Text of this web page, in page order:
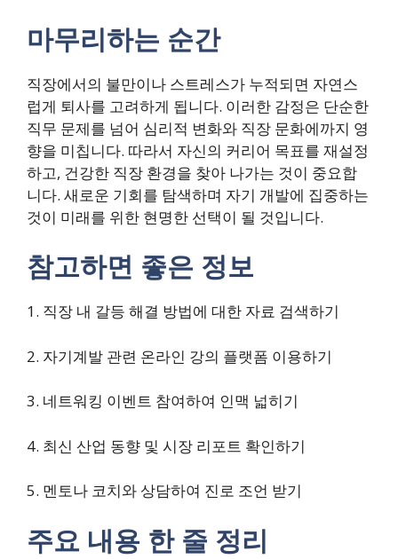
마무리하는 순간
직장에서의 불만이나 스트레스가 누적되면 자연스
럽게 퇴사를 고려하게 됩니다. 이러한 감정은 단순한
직무 문제를 넘어 심리적 변화와 직장 문화에까지 영
향을 미칩니다. 따라서 자신의 커리어 목표를 재설정
하고, 건강한 직장 환경을 찾아 나가는 것이 중요합
니다. 새로운 기회를 탐색하며 자기 개발에 집중하는
것이 미래를 위한 현명한 선택이 될 것입니다.
참고하면 좋은 정보
1. 직장 내 갈등 해결 방법에 대한 자료 검색하기
2. 자기계발 관련 온라인 강의 플랫폼 이용하기
3. 네트워킹 이벤트 참여하여 인맥 넓히기
4. 최신 산업 동향 및 시장 리포트 확인하기
5. 멘토나 코치와 상담하여 진로 조언 받기
주요 내용 한 줄 정리